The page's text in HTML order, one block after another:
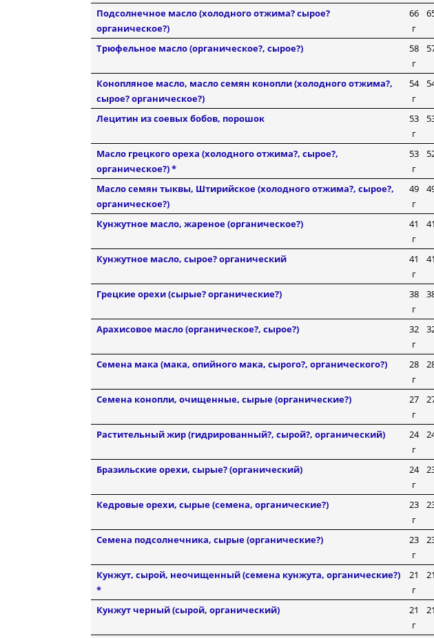
Подсолнечное масло (холодного отжима? сырое?
органическое?)
66
г
Трюфельное масло (органическое?, сырое?)
58
г
Конопляное масло, масло семян конопли (холодного отжима?,
сырое? органическое?)
54
г
Лецитин из соевых бобов, порошок
53
г
Масло грецкого ореха (холодного отжима?, сырое?,
органическое?) *
53
г
Масло семян тыквы, Штирийское (холодного отжима?, сырое?,
органическое?)
49
г
Кунжутное масло, жареное (органическое?)
41
г
Кунжутное масло, сырое? органический
41
г
Грецкие орехи (сырые? органические?)
38
г
Арахисовое масло (органическое?, сырое?)
32
г
Семена мака (мака, опийного мака, сырого?, органического?)
28
г
Семена конопли, очищенные, сырые (органические?)
27
г
Растительный жир (гидрированный?, сырой?, органический)
24
г
Бразильские орехи, сырые? (органический)
24
г
Кедровые орехи, сырые (семена, органические?)
23
г
Семена подсолнечника, сырые (органические?)
23
г
Кунжут, сырой, неочищенный (семена кунжута, органические?)
*
21
г
Кунжут черный (сырой, органический)
21
г